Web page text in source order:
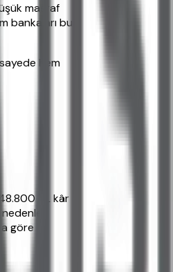
masraf
bankaları bu
hem
TL kâr
göre